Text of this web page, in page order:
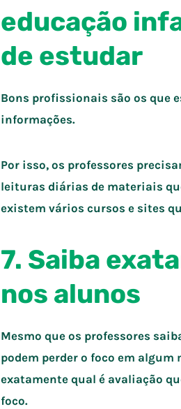
educação
de estudar
Bons profissionais são os que
informações.
Por isso, os professores
leituras diárias de materiais
existem vários cursos e sites
7. Saiba
nos alunos
Mesmo que os professores
podem perder o foco em
exatamente qual é avaliação
foco.